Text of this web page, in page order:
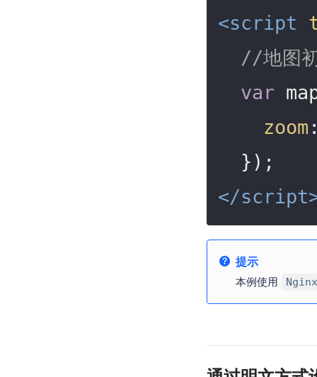
<script
//地图
var
zoom
</script
提示
本例使用 Nginx